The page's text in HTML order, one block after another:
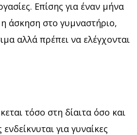
Επίσης για έναν μήνα
άσκηση στο γυμναστήριο,
αλλά πρέπει να ελέγχονται
τόσο στη δίαιτα όσο και
για γυναίκες